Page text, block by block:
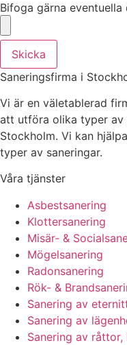
Bifoga gärna
Skicka
Saneringsfirma i
Vi är en väletablerad
att utföra olika typer av
Stockholm. Vi kan
typer av saneringar.
Våra tjänster
Asbestsanering
Klottersanering
Misär- &
Mögelsanering
Radonsanering
Rök- &
Sanering av
Sanering av
Sanering av